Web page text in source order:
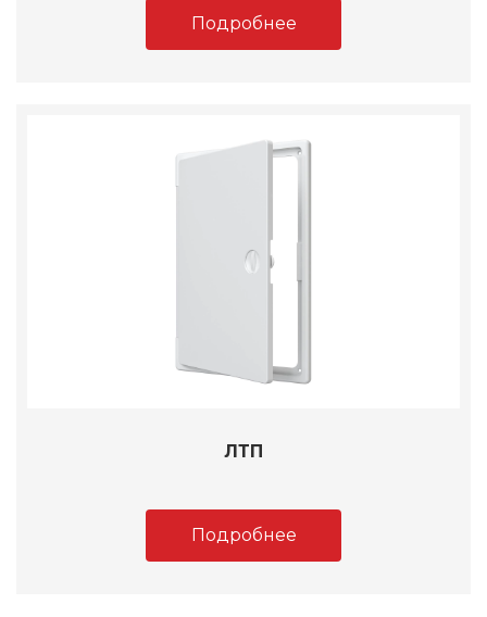
Подробнее
ЛТП
Подробнее